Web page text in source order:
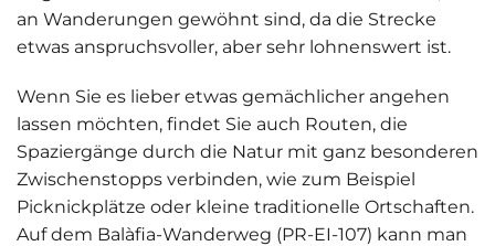
an Wanderungen gewöhnt sind, da die Strecke
etwas anspruchsvoller, aber sehr lohnenswert ist.
Wenn Sie es lieber etwas gemächlicher angehen
lassen möchten, findet Sie auch Routen, die
Spaziergänge durch die Natur mit ganz besonderen
Zwischenstopps verbinden, wie zum Beispiel
Picknickplätze oder kleine traditionelle Ortschaften.
Auf dem Balàfia-Wanderweg (PR-EI-107) kann man